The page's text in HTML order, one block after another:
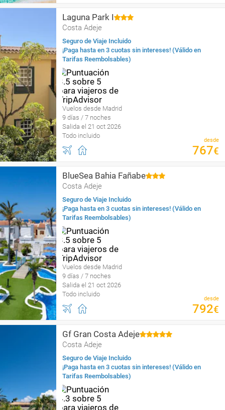
Laguna Park I
Costa Adeje
Seguro de Viaje Incluido
¡Paga hasta en 3 cuotas sin intereses! (Válido en
Tarifas Reembolsables)
Vuelos desde Madrid
9 días / 7 noches
Salida el 21 oct 2026
Todo incluido
desde
767€
BlueSea Bahia Fañabe
Costa Adeje
Seguro de Viaje Incluido
¡Paga hasta en 3 cuotas sin intereses! (Válido en
Tarifas Reembolsables)
Vuelos desde Madrid
9 días / 7 noches
Salida el 21 oct 2026
Todo incluido
desde
792€
Gf Gran Costa Adeje
Costa Adeje
Seguro de Viaje Incluido
¡Paga hasta en 3 cuotas sin intereses! (Válido en
Tarifas Reembolsables)